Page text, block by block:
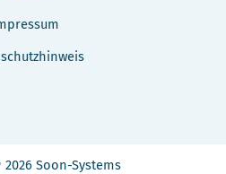
Soon-Systems